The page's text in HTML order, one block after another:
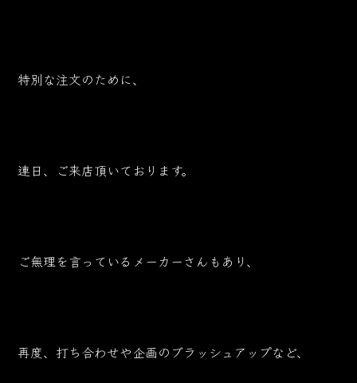
特別な注文のために、
連日、ご来店頂いております。
ご無理を言っているメーカーさんもあり、
再度、打ち合わせや企画のブラッシュアップなど、